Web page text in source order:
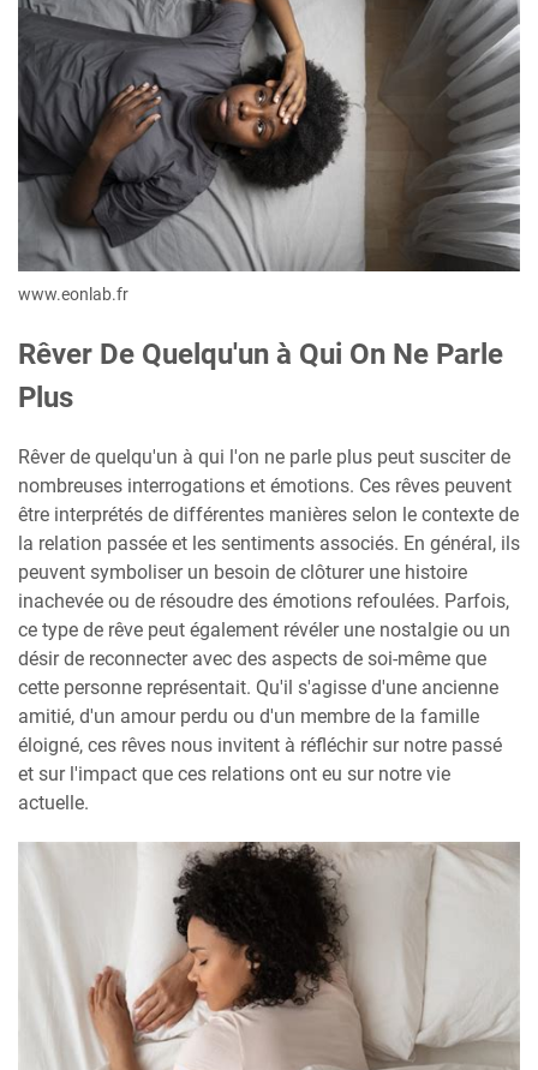
www.eonlab.fr
Rêver De Quelqu'un à Qui On Ne Parle
Plus
Rêver de quelqu'un à qui l'on ne parle plus peut susciter de
nombreuses interrogations et émotions. Ces rêves peuvent
être interprétés de différentes manières selon le contexte de
la relation passée et les sentiments associés. En général, ils
peuvent symboliser un besoin de clôturer une histoire
inachevée ou de résoudre des émotions refoulées. Parfois,
ce type de rêve peut également révéler une nostalgie ou un
désir de reconnecter avec des aspects de soi-même que
cette personne représentait. Qu'il s'agisse d'une ancienne
amitié, d'un amour perdu ou d'un membre de la famille
éloigné, ces rêves nous invitent à réfléchir sur notre passé
et sur l'impact que ces relations ont eu sur notre vie
actuelle.